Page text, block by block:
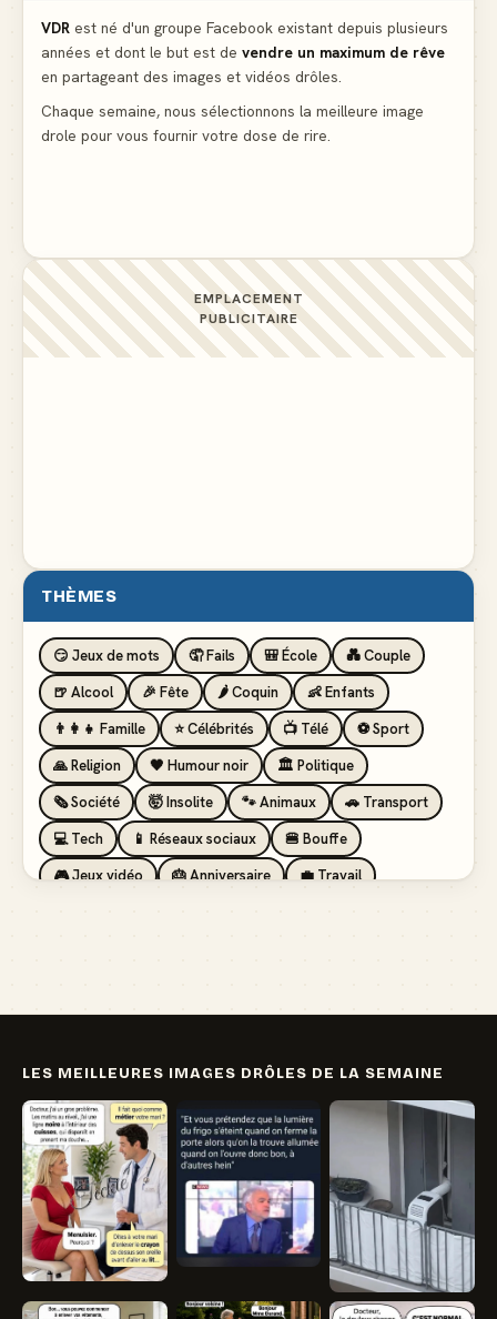
La voisine en bikini pour que le mari tonde la
pelouse
VDR est né d'un groupe Facebook existant depuis plusieurs
années et dont le but est de vendre un maximum de rêve
en partageant des images et vidéos drôles.
Chaque semaine, nous sélectionnons la meilleure image
drole pour vous fournir votre dose de rire.
EMPLACEMENT
PUBLICITAIRE
THÈMES
😏 Jeux de mots 🤦 Fails 🎒 École
💑 Couple
🍺 Alcool
🎉 Fête 🌶️ Coquin
👶 Enfants
👨‍👩‍👧 Famille
⭐ Célébrités 📺 Télé
⚽ Sport
🙏 Religion
🖤 Humour noir
🏛️ Politique
🗞️ Société
🤯 Insolite 🐾 Animaux
🚗 Transport
💻 Tech
📱 Réseaux sociaux
🍔 Bouffe
🎮 Jeux vidéo
🎂 Anniversaire
💼 Travail
LES MEILLEURES IMAGES DRÔLES DE LA SEMAINE